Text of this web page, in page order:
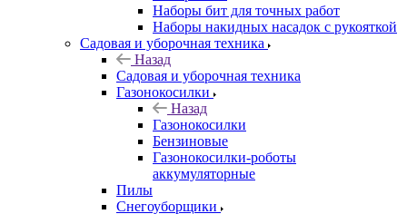
Наборы бит для точных работ
Наборы накидных насадок с рукояткой
Садовая и уборочная техника
Назад
Садовая и уборочная техника
Газонокосилки
Назад
Газонокосилки
Бензиновые
Газонокосилки-роботы
аккумуляторные
Пилы
Снегоуборщики